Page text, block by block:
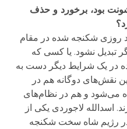
بود، برخورد و حذف
روزی شکنجه شده در مقام
تبدیل نشود. یا کسی که
در یک شرایط دیگر دست به
نقش‌های دوگانه هم در
می‌شود و هم در نظام‌های
اسدالله لاجوردی یکی از
رژیم شاه سخت شکنجه